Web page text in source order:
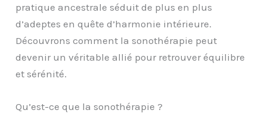
pratique ancestrale séduit de plus en plus
d’adeptes en quête d’harmonie intérieure.
Découvrons comment la sonothérapie peut
devenir un véritable allié pour retrouver équilibre
et sérénité.
Qu’est-ce que la sonothérapie ?